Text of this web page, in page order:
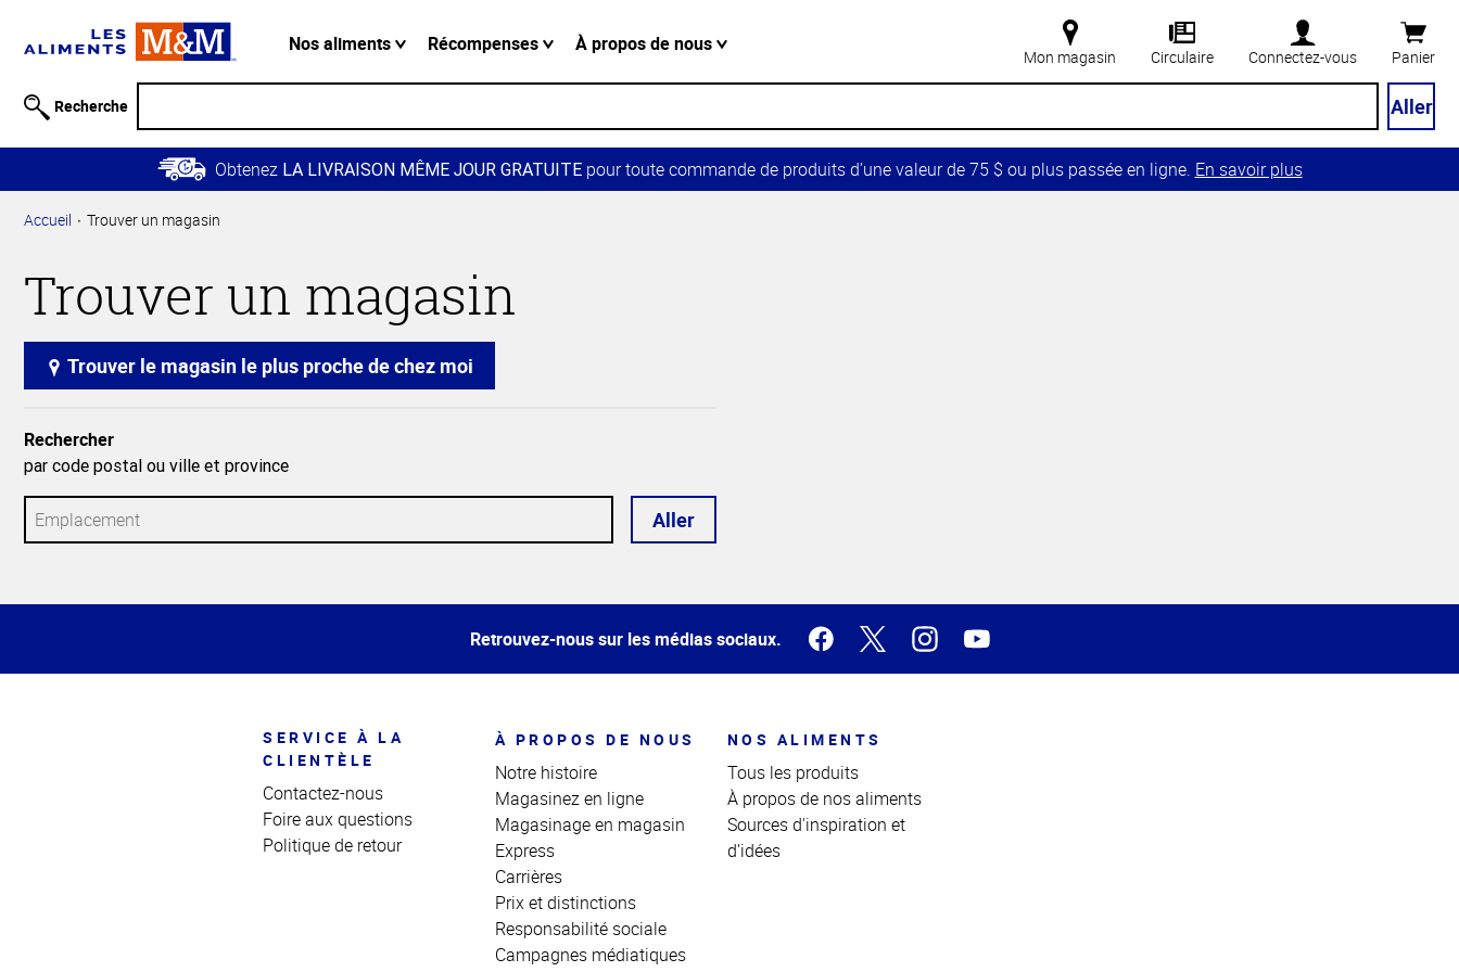
relative à
Passer
contenu
Retour à
principale
Nos aliments Récompenses À propos de nous
Mon magasin Circulaire Connectez-vous Panier
Recherche Aller
Obtenez LA LIVRAISON MÊME JOUR GRATUITEpour toute commande de produits d’une valeur de 75 $ ou plus passée en ligne. En savoir plus
Accueil Trouver un magasin
Trouver un magasin
Trouver le magasin le plus proche de chez moi
Rechercher
par code postal ou ville et province
Aller
de la
Retrouvez-nous sur les médias sociaux.
SERVICE À LA
CLIENTÈLE
Contactez-nous
Foire aux questions
Politique de retour
À PROPOS DE NOUS
Notre histoire
Magasinez en ligne
Magasinage en magasin
Express
Carrières
Prix et distinctions
Responsabilité sociale
Campagnes médiatiques
NOS ALIMENTS
Tous les produits
À propos de nos aliments
Sources d'inspiration et
d'idées